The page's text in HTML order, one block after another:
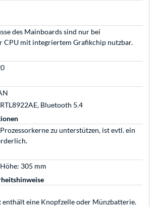
des Mainboards sind nur bei
CPU mit integriertem Grafikchip nutzbar.
Bluetooth 5.4
zu unterstützen, ist evtl. ein
305 mm
eine Knopfzelle oder Münzbatterie.